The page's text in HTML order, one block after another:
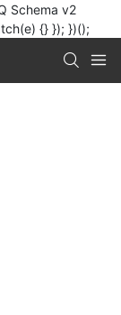
Schema v2
{} }); })();